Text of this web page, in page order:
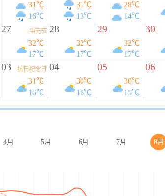
31℃
16℃
31℃
13℃
28℃
14℃
27 中元节
32℃
17℃
28
32℃
17℃
29
32℃
17℃
30
03 抗日纪念日
31℃
16℃
04
30℃
16℃
05
30℃
15℃
06
4月 5月 6月 7月 8月